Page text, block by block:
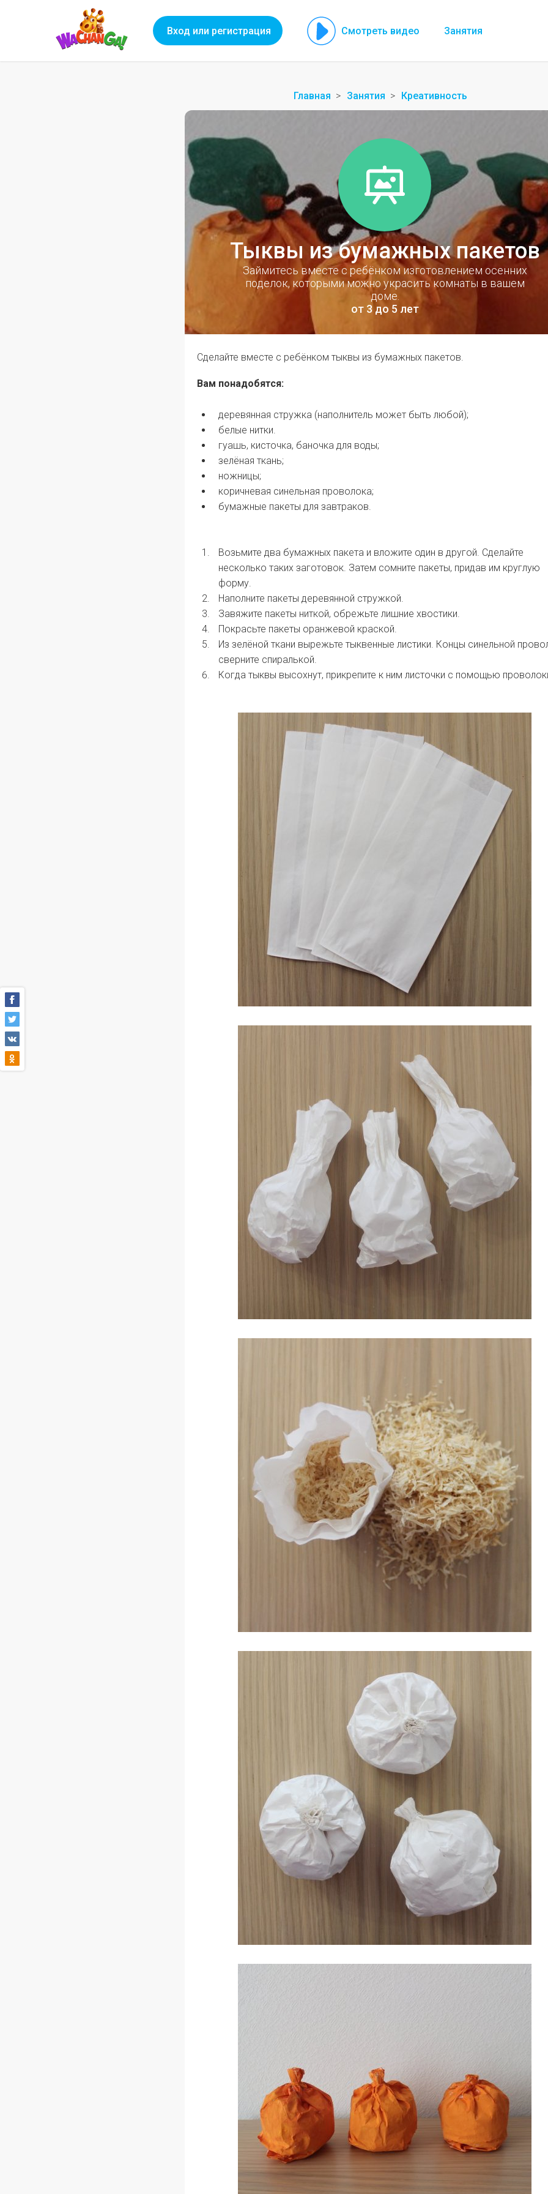
Вход или регистрация Смотреть видео Занятия
Главная Занятия Креативность
Тыквы из бумажных пакетов
Займитесь вместе с ребёнком изготовлением осенних
поделок, которыми можно украсить комнаты в вашем
доме.
от 3 до 5 лет
Сделайте вместе с ребёнком тыквы из бумажных пакетов.
Вам понадобятся:
деревянная стружка (наполнитель может быть любой);
белые нитки.
гуашь, кисточка, баночка для воды;
зелёная ткань;
ножницы;
коричневая синельная проволока;
бумажные пакеты для завтраков.
Возьмите два бумажных пакета и вложите один в другой. Сделайте
несколько таких заготовок. Затем сомните пакеты, придав им круглую
форму.
Наполните пакеты деревянной стружкой.
Завяжите пакеты ниткой, обрежьте лишние хвостики.
Покрасьте пакеты оранжевой краской.
Из зелёной ткани вырежьте тыквенные листики. Концы синельной
сверните спиралькой.
Когда тыквы высохнут, прикрепите к ним листочки с помощью